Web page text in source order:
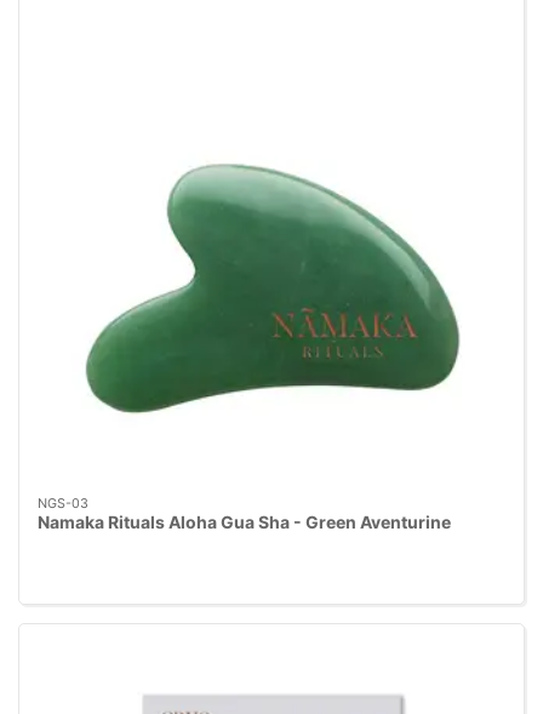
NGS-03
Namaka Rituals Aloha Gua Sha - Green Aventurine